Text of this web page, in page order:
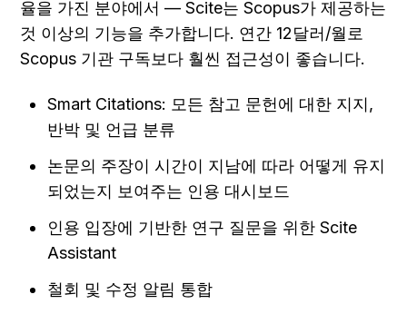
율을 가진 분야에서 — Scite는 Scopus가 제공하는
것 이상의 기능을 추가합니다. 연간 12달러/월로
Scopus 기관 구독보다 훨씬 접근성이 좋습니다.
Smart Citations: 모든 참고 문헌에 대한 지지,
반박 및 언급 분류
논문의 주장이 시간이 지남에 따라 어떻게 유지
되었는지 보여주는 인용 대시보드
인용 입장에 기반한 연구 질문을 위한 Scite
Assistant
철회 및 수정 알림 통합